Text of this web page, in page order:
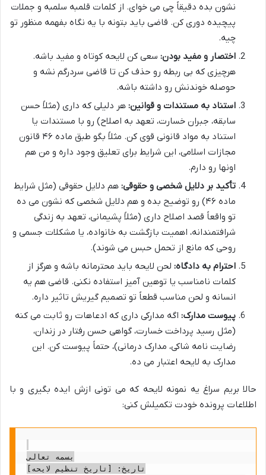
نشون بده دقیقاً چی می خوای. از کلمات قلمبه سلمبه و جملات
پیچیده دوری کن. قاضی باید بتونه با یه نگاه بفهمه منظور تو
چیه.
اختصار و مفید بودن: سعی کن لایحه کوتاه و مفید باشه.
هرچیزی که بی ربطه رو حذف کن تا قاضی سردرگم نشه و
حوصله خوندنش رو داشته باشه.
استناد به مستندات و قوانین: هر دلیلی که داری (مثلاً حسن
سابقه، جبران خسارت، تعهد به اصلاح) رو با مستندات یا
استناد به مواد قانونی قوی کن. مثلاً بگو طبق ماده ۴۶ قانون
مجازات اسلامی، این شرایط برای تعلیق وجود داره و من هم
اونها رو دارم.
تأکید بر دلایل شخصی و حقوقی: هم دلایل حقوقی (مثل شرایط
ماده ۴۶) رو توضیح بده و هم دلایل شخصی که نشون می ده
تو واقعاً قصد اصلاح داری (مثلاً پشیمانی، تعهد به زندگی
شرافتمندانه، اهمیت بازگشت به خانواده، یا مشکلات جسمی و
روحی که مانع از تحمل حبس می شوند).
احترام به دادگاه: لحن لایحه باید محترمانه باشه و هرگز از
کلمات نامناسب یا توهین آمیز استفاده نکنی. قاضی هم یه
انسانه و لحن مناسب قطعاً تو تصمیم گیریش تاثیر داره.
پیوست مدارک: اگه مدارکی داری که ادعاهات رو ثابت می کنه
(مثل رسید پرداخت خسارت، گواهی حسن رفتار در زندان،
رضایت نامه شاکی، مدارک درمانی)، حتماً پیوست کن. این
مدارک به لایحه اعتبار می ده.
حالا بریم سراغ یه نمونه لایحه که می تونی ازش ایده بگیری و با
اطلاعات پرونده خودت تکمیلش کنی:
بسمه تعالی
تاریخ: [تاریخ تنظیم لایحه]